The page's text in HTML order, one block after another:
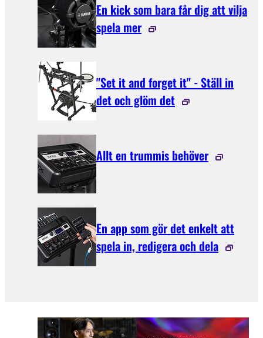
En kick som bara får dig att vilja
spela mer
"Set it and forget it" - Ställ in
det och glöm det
Allt en trummis behöver
En app som gör det enkelt att
spela in, redigera och dela